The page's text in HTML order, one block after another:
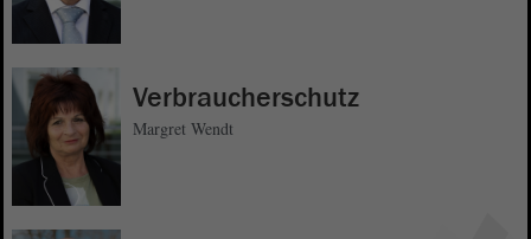
Verbraucherschutz
Margret Wendt